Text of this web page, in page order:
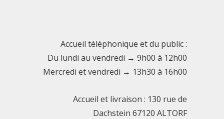
Accueil téléphonique et du public :
Du lundi au vendredi → 9h00 à 12h00
Mercredi et vendredi → 13h30 à 16h00
Accueil et livraison : 130 rue de
Dachstein 67120 ALTORF